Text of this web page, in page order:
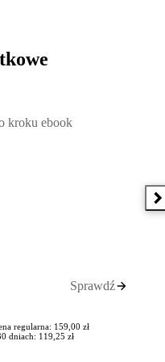
ebook, Patrycja Kubiesa -
kroku ebook
Sprawdź
regularna: 159,00 zł
dniach: 119,25 zł